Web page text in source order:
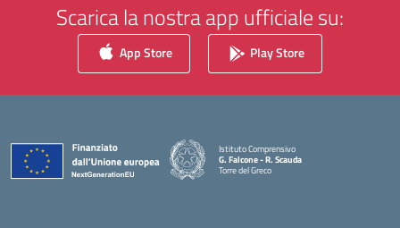
Scarica la nostra app ufficiale su:
App Store Play Store
Istituto Comprensivo
G. Falcone - R. Scauda
Torre del Greco